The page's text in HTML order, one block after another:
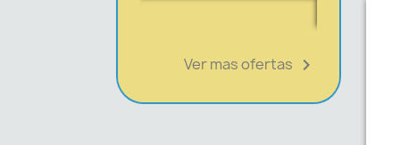
Ver mas ofertas 